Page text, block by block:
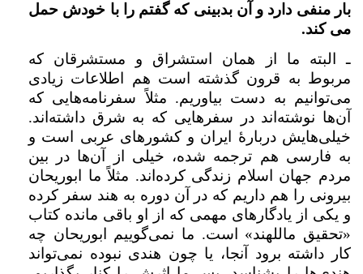
بار منفی دارد و آن بدبینی که گفتم را با خودش حمل
می کند.
ـ البته ما از همان استشراق و مستشرقان که
مربوط به قرون گذشته است هم اطلاعات زیادی
می‌توانیم به دست بیاوریم. مثلاً سفرنامه‌هایی که
آن‌ها نوشته‌اند در سفرهایی که به شرق داشته‌اند.
خیلی‌هایش دربارهٔ ایران و کشورهای عربی است و
به فارسی هم ترجمه شده، خیلی از آن‌ها در بین
مردم جهان اسلام زندگی کرده‌اند. مثلاً ما ابوریحان
بیرونی را هم داریم که در آن دوره به هند سفر کرده
و یکی از یادگارهای مهمی که از او باقی مانده کتاب
«تحقیق ماللهند» است. ما نمی‌گوییم ابوریحان چه
کار داشته برود آنجا، یا چون هندی نبوده نمی‌تواند